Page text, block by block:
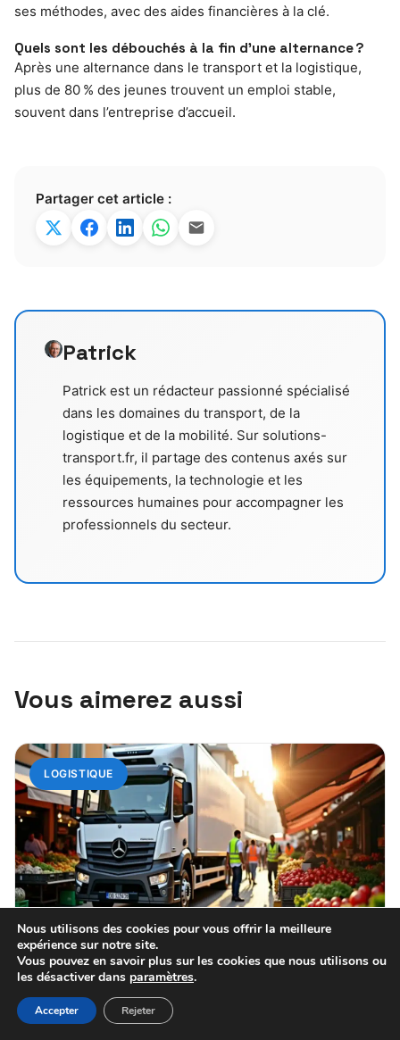
ses méthodes, avec des aides financières à la clé.
Quels sont les débouchés à la fin d’une alternance ?
Après une alternance dans le transport et la logistique,
plus de 80 % des jeunes trouvent un emploi stable,
souvent dans l’entreprise d’accueil.
Partager cet article :
Patrick
Patrick est un rédacteur passionné spécialisé
dans les domaines du transport, de la
logistique et de la mobilité. Sur solutions-
transport.fr, il partage des contenus axés sur
les équipements, la technologie et les
ressources humaines pour accompagner les
professionnels du secteur.
Vous aimerez aussi
LOGISTIQUE
31 juillet 2026
Les avantages d’un camion frigorifique
pour la livraison de produits frais
Nous utilisons des cookies pour vous offrir la meilleure
expérience sur notre site.
Vous pouvez en savoir plus sur les cookies que nous utilisons ou
les désactiver dans paramètres.
Accepter Rejeter